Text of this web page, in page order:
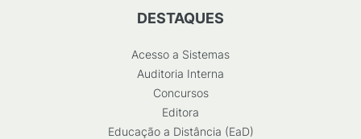
DESTAQUES
Acesso a Sistemas
Auditoria Interna
Concursos
Editora
Educação a Distância (EaD)